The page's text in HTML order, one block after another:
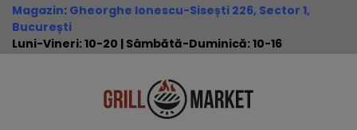
Magazin: Gheorghe Ionescu-Sisești 226, Sector 1,
București
Luni-Vineri: 10-20 | Sâmbătă-Duminică: 10-16